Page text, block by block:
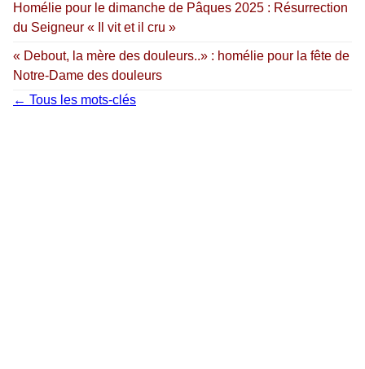
Homélie pour le dimanche de Pâques 2025 : Résurrection
du Seigneur « Il vit et il cru »
« Debout, la mère des douleurs..» : homélie pour la fête de
Notre-Dame des douleurs
← Tous les mots-clés